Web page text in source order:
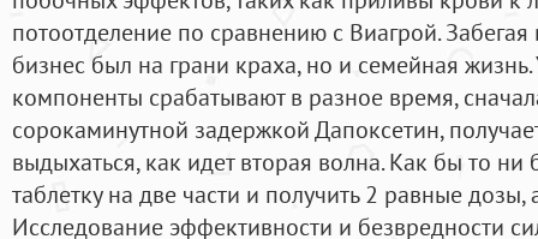
потоотделение по сравнению с Виагрой. Забегая
бизнес был на грани краха, но и семейная
компоненты срабатывают в разное время,
сорокаминутной задержкой Дапоксетин,
выдыхаться, как идет вторая волна. Как бы то
таблетку на две части и получить 2 равные дозы,
Исследование эффективности и безвредности